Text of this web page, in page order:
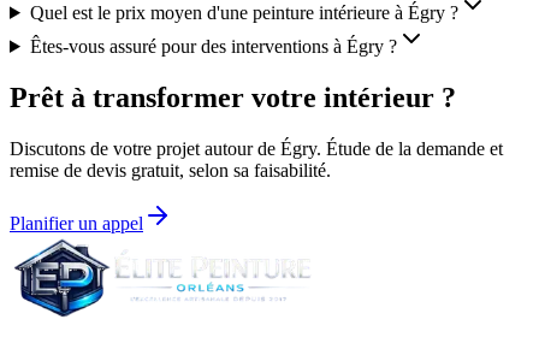
Quel est le prix moyen d'une peinture intérieure à Égry ?
Êtes-vous assuré pour des interventions à Égry ?
Prêt à transformer votre intérieur ?
Discutons de votre projet autour de Égry. Étude de la demande et
remise de devis gratuit, selon sa faisabilité.
Planifier un appel